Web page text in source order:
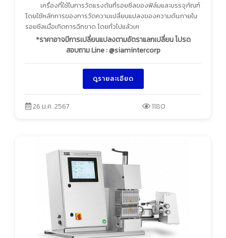
เครื่องที่ใช้ในการวัดแรงดันที่รอยซีลของฟิล์มและบรรจุภัณฑ์
โดยใช้หลักการของการวัดความเปลี่ยนแปลงของความดันภายใน
รอยซีลเมื่อเกิดการฉีกขาด โดยทั่วไปแล้วเค
*ราคาอาจมีการเปลี่ยนแปลงตามอัตราแลกเปลี่ยน โปรด
สอบถาม Line : @siamintercorp
ดูรายละเอียด
26 ม.ค. 2567 1180